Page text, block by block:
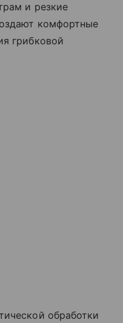
и резкие
комфортные
грибковой
обработки